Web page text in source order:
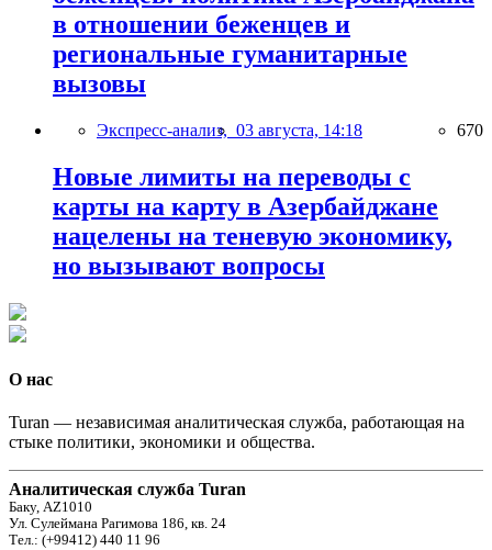
в отношении беженцев и
региональные гуманитарные
вызовы
Экспресс-анализ, 03 августа, 14:18 670
Новые лимиты на переводы с
карты на карту в Азербайджане
нацелены на теневую экономику,
но вызывают вопросы
О нас
Turan — независимая аналитическая служба, работающая на
стыке политики, экономики и общества.
Аналитическая служба Turan
Баку, AZ1010
Ул. Сулеймана Рагимова 186, кв. 24
Тел.: (+99412) 440 11 96